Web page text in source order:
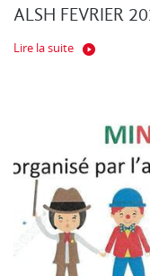
ALSH FEVRIER
Lire la suite